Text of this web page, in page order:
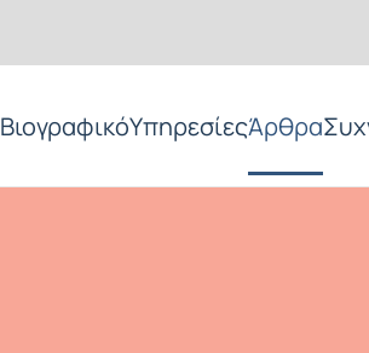
ΒιογραφικόΥπηρεσίεςΆρθρα